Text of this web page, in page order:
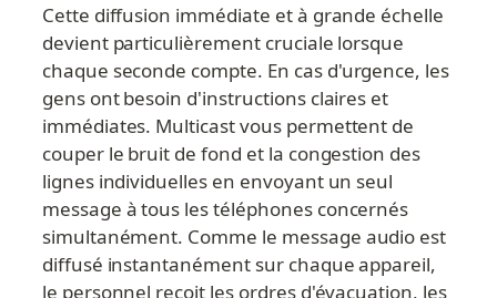
Cette diffusion immédiate et à grande échelle
devient particulièrement cruciale lorsque
chaque seconde compte. En cas d'urgence, les
gens ont besoin d'instructions claires et
immédiates. Multicast vous permettent de
couper le bruit de fond et la congestion des
lignes individuelles en envoyant un seul
message à tous les téléphones concernés
simultanément. Comme le message audio est
diffusé instantanément sur chaque appareil,
le personnel reçoit les ordres d'évacuation, les